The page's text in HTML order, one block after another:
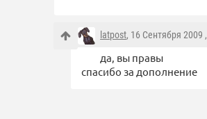
latpost, 16 Сентября 2009 ,
да, вы правы
спасибо за дополнение